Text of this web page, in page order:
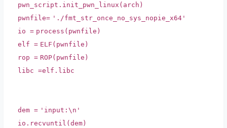
pwn_script.init_pwn_linux(arch)
pwnfile= './fmt_str_once_no_sys_nopie_x64'
io = process(pwnfile)
elf = ELF(pwnfile)
rop = ROP(pwnfile)
libc =elf.libc
dem = 'input:\n'
io.recvuntil(dem)